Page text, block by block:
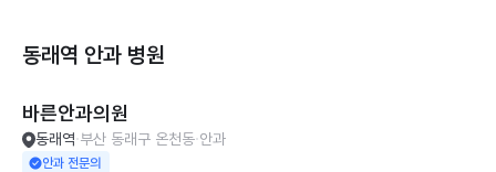
동래역 안과 병원
바른안과의원
동래역 부산 동래구 온천동 안과
안과 전문의